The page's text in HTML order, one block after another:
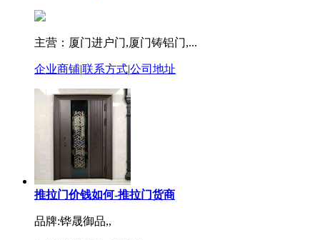
主营：厦门进户门,厦门铸铝门,...
企业商铺|联系方式|公司地址
推拉门价钱如何-推拉门货商
品牌:铧晟御品,,